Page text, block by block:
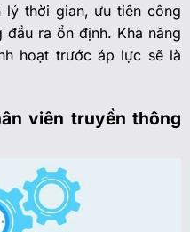
lý thời gian, ưu tiên công
ra ổn định. Khả năng
hoạt trước áp lực sẽ là
viên truyền thông